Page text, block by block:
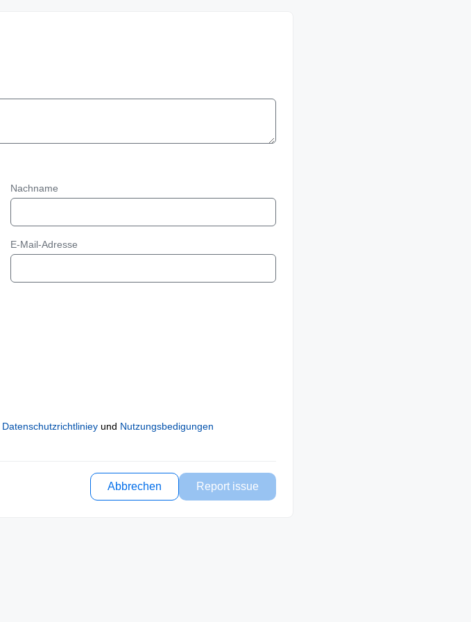
Nachname
E-Mail-Adresse
Datenschutzrichtliniey und Nutzungsbedigungen
Abbrechen Report issue